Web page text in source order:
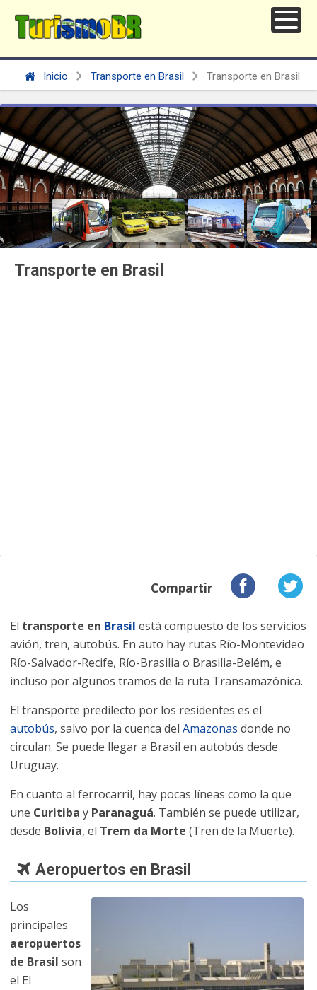
Inicio Transporte en Brasil Transporte en Brasil
Transporte en Brasil
Compartir
El transporte en Brasil está compuesto de los servicios
avión, tren, autobús. En auto hay rutas Río-Montevideo
Río-Salvador-Recife, Río-Brasilia o Brasilia-Belém, e
incluso por algunos tramos de la ruta Transamazónica.
El transporte predilecto por los residentes es el
autobús, salvo por la cuenca del Amazonas donde no
circulan. Se puede llegar a Brasil en autobús desde
Uruguay.
En cuanto al ferrocarril, hay pocas líneas como la que
une Curitiba y Paranaguá. También se puede utilizar,
desde Bolivia, el Trem da Morte (Tren de la Muerte).
Aeropuertos en Brasil
Los
principales
aeropuertos
de Brasil son
el El